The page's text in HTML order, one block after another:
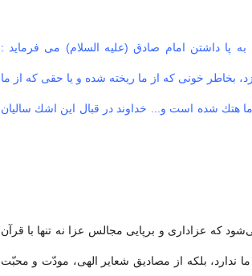
پا داشتن امام صادق (علیه السلام) می فرماید :
بخاطر خونى كه از ما ریخته شده و یا حقى كه از ما
هتك شده است و... خداوند در قبال این اشك سالیان
كه عزاداری و برپایی مجالس عزا نه تنها با قرآن
ندارد، بلكه از مصادیق شعایر الهی، مودّت و محبّت